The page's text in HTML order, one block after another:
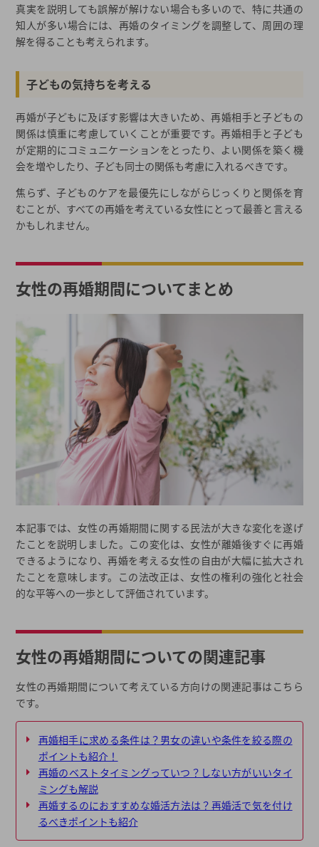
真実を説明しても誤解が解けない場合も多いので、特に共通の
知人が多い場合には、再婚のタイミングを調整して、周囲の理
解を得ることも考えられます。
子どもの気持ちを考える
再婚が子どもに及ぼす影響は大きいため、再婚相手と子どもの
関係は慎重に考慮していくことが重要です。再婚相手と子ども
が定期的にコミュニケーションをとったり、よい関係を築く機
会を増やしたり、子ども同士の関係も考慮に入れるべきです。
焦らず、子どものケアを最優先にしながらじっくりと関係を育
むことが、すべての再婚を考えている女性にとって最善と言える
かもしれません。
女性の再婚期間についてまとめ
本記事では、女性の再婚期間に関する民法が大きな変化を遂げ
たことを説明しました。この変化は、女性が離婚後すぐに再婚
できるようになり、再婚を考える女性の自由が大幅に拡大され
たことを意味します。この法改正は、女性の権利の強化と社会
的な平等への一歩として評価されています。
女性の再婚期間についての関連記事
女性の再婚期間について考えている方向けの関連記事はこちら
です。
再婚相手に求める条件は？男女の違いや条件を絞る際の
ポイントも紹介！
再婚のベストタイミングっていつ？しない方がいいタイ
ミングも解説
再婚するのにおすすめな婚活方法は？再婚活で気を付け
るべきポイントも紹介